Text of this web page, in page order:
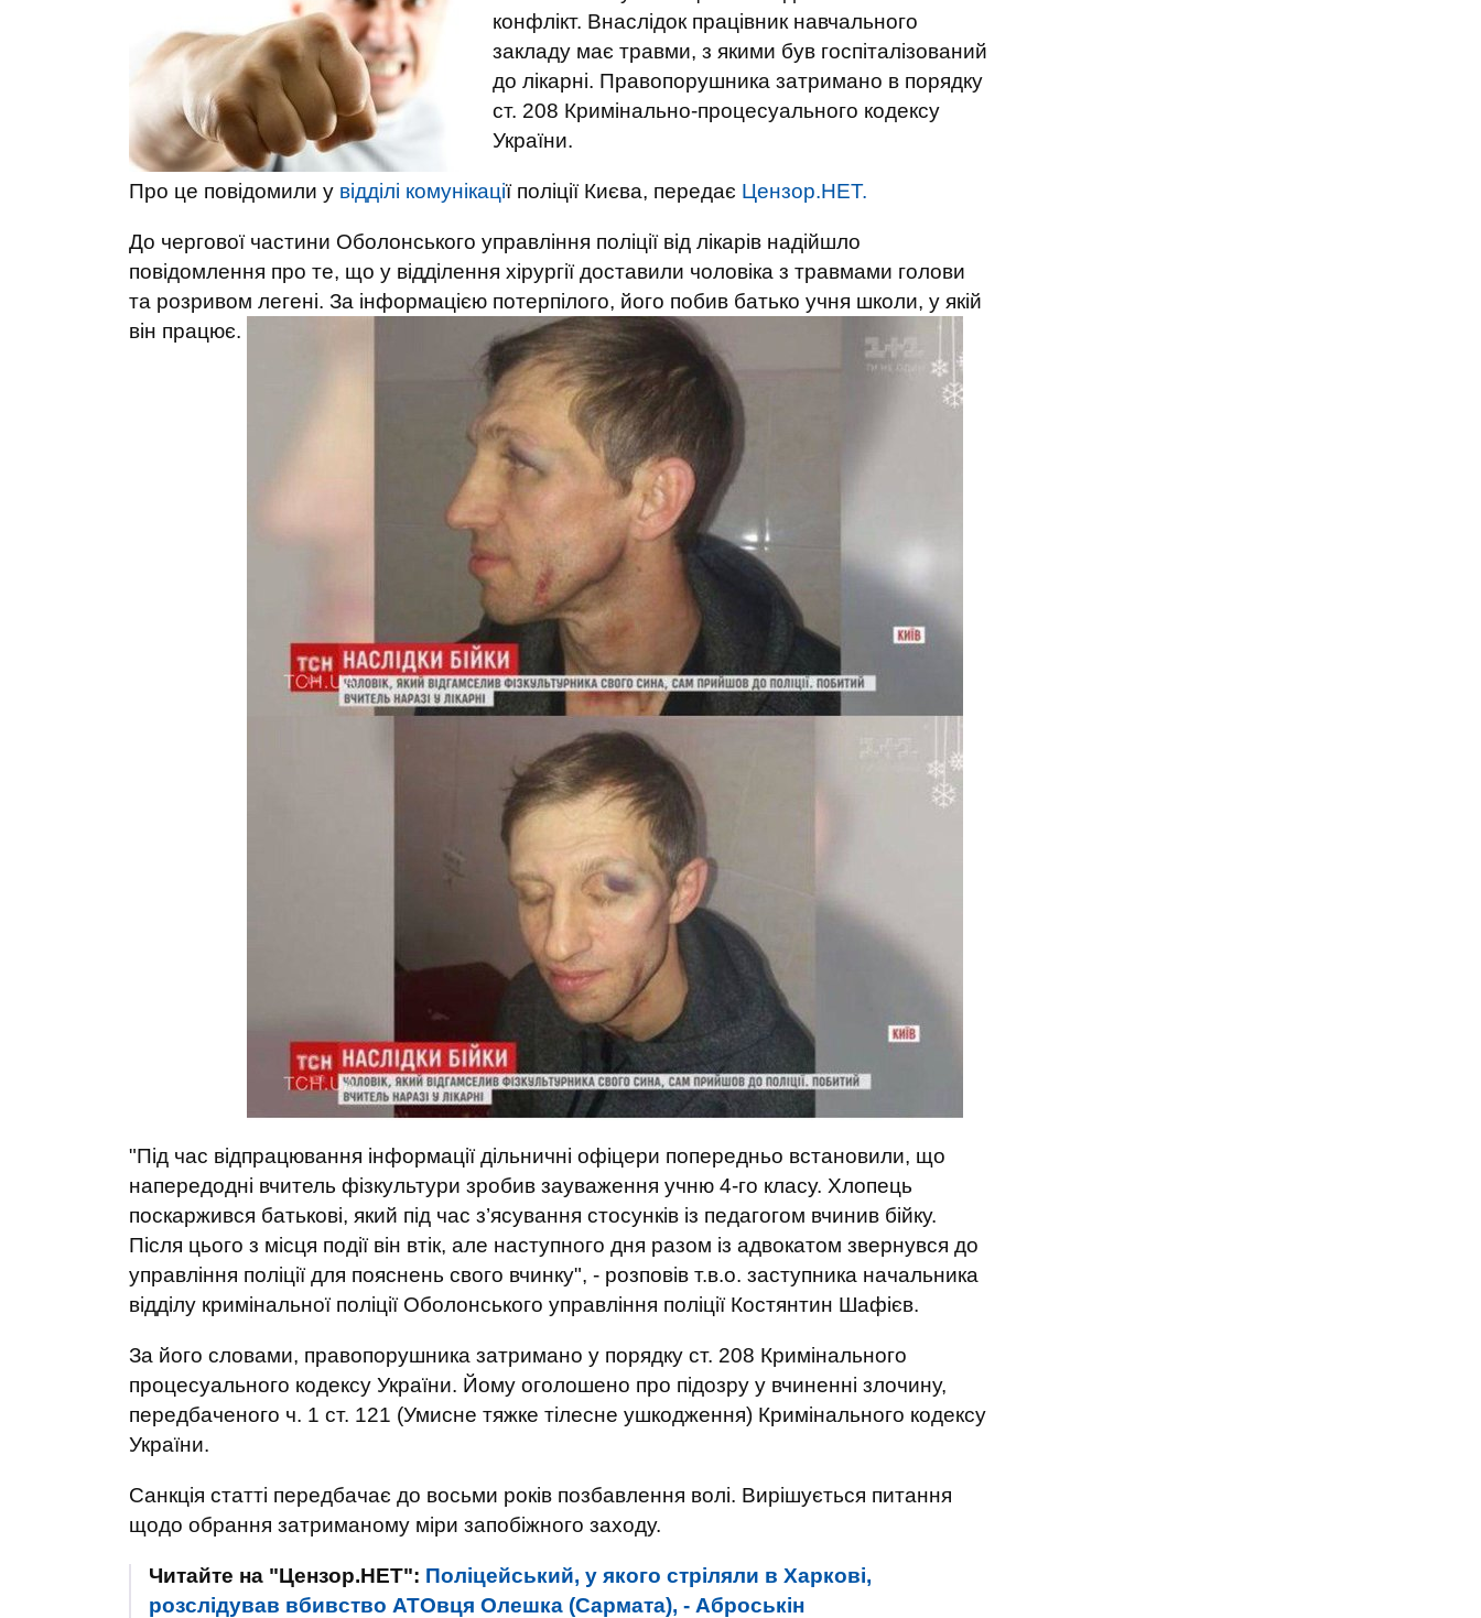
конфлікт. Внаслідок працівник навчального
закладу має травми, з якими був госпіталізований
до лікарні. Правопорушника затримано в порядку
ст. 208 Кримінально-процесуального кодексу
України.
Про це повідомили у відділі комунікації поліції Києва, передає Цензор.НЕТ.
До чергової частини Оболонського управління поліції від лікарів надійшло
повідомлення про те, що у відділення хірургії доставили чоловіка з травмами голови
та розривом легені. За інформацією потерпілого, його побив батько учня школи, у якій
він працює.
"Під час відпрацювання інформації дільничні офіцери попередньо встановили, що
напередодні вчитель фізкультури зробив зауваження учню 4-го класу. Хлопець
поскаржився батькові, який під час з’ясування стосунків із педагогом вчинив бійку.
Після цього з місця події він втік, але наступного дня разом із адвокатом звернувся до
управління поліції для пояснень свого вчинку", - розповів т.в.о. заступника начальника
відділу кримінальної поліції Оболонського управління поліції Костянтин Шафієв.
За його словами, правопорушника затримано у порядку ст. 208 Кримінального
процесуального кодексу України. Йому оголошено про підозру у вчиненні злочину,
передбаченого ч. 1 ст. 121 (Умисне тяжке тілесне ушкодження) Кримінального кодексу
України.
Санкція статті передбачає до восьми років позбавлення волі. Вирішується питання
щодо обрання затриманому міри запобіжного заходу.
Читайте на "Цензор.НЕТ": Поліцейський, у якого стріляли в Харкові,
розслідував вбивство АТОвця Олешка (Сармата), - Аброськін